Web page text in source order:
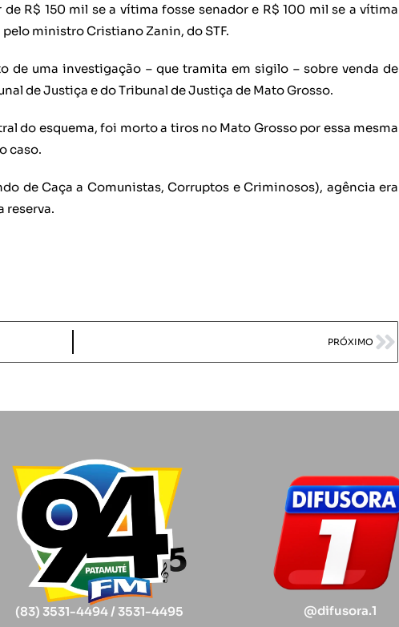
R$ 150 mil se a vítima fosse senador e R$ 100 mil se a vítima
ministro Cristiano Zanin, do STF.
de uma investigação – que tramita em sigilo – sobre venda de
de Justiça e do Tribunal de Justiça de Mato Grosso.
do esquema, foi morto a tiros no Mato Grosso por essa mesma
caso.
de Caça a Comunistas, Corruptos e Criminosos), agência era
reserva.
PRÓXIMO
(83) 3531-4494 / 3531-4495 @difusora.1